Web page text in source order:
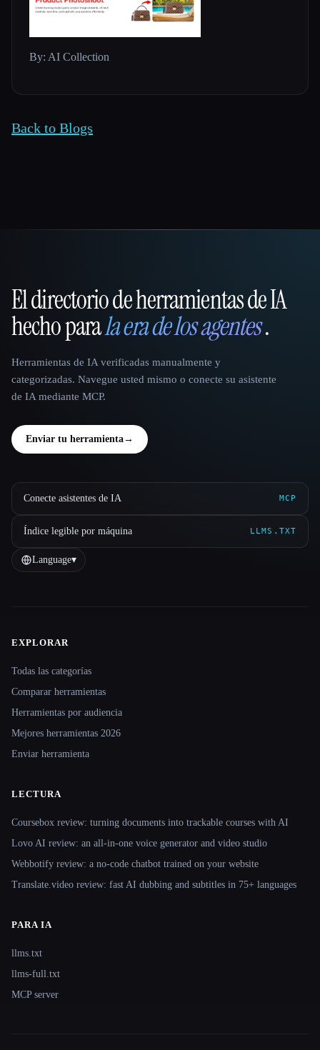
By: AI Collection
Back to Blogs
That AI Collection
El directorio de herramientas de IA
hecho parala era de los agentes.
Herramientas de IA verificadas manualmente y
categorizadas. Navegue usted mismo o conecte su asistente
de IA mediante MCP.
Enviar tu herramienta→
Conecte asistentes de IA MCP
Índice legible por máquina LLMS.TXT
Language▾
Site navigation
EXPLORAR
Todas las categorías
Comparar herramientas
Herramientas por audiencia
Mejores herramientas 2026
Enviar herramienta
LECTURA
Coursebox review: turning documents into trackable courses with AI
Lovo AI review: an all-in-one voice generator and video studio
Webbotify review: a no-code chatbot trained on your website
Translate.video review: fast AI dubbing and subtitles in 75+ languages
PARA IA
llms.txt
llms-full.txt
MCP server